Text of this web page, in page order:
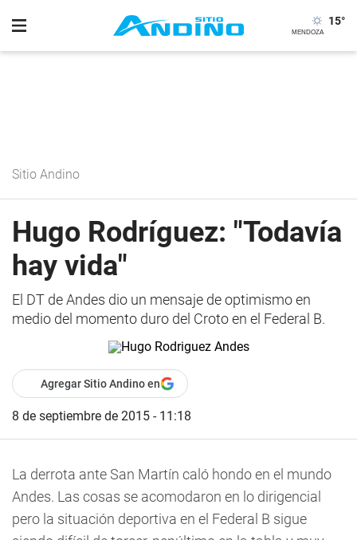
15°
Sitio Andino
Hugo Rodríguez: "Todavía
hay vida"
El DT de Andes dio un mensaje de optimismo en
medio del momento duro del Croto en el Federal B.
Agregar Sitio Andino en
8 de septiembre de 2015 - 11:18
La derrota ante San Martín caló hondo en el mundo
Andes. Las cosas se acomodaron en lo dirigencial
pero la situación deportiva en el Federal B sigue